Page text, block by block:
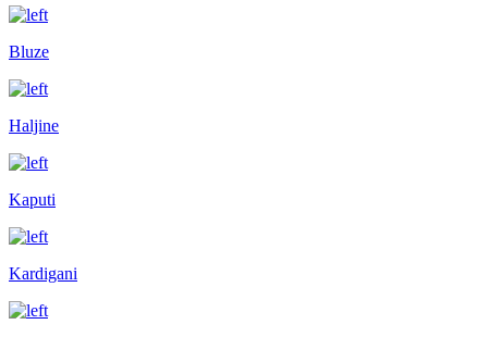
Bluze
Haljine
Kaputi
Kardigani